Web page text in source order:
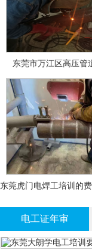
东莞市万江区高压管
东莞虎门电焊工培训的
电工证年审